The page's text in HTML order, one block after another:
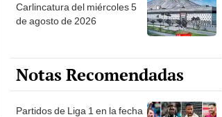
Carlincatura del miércoles 5
de agosto de 2026
Notas Recomendadas
Partidos de Liga 1 en la fecha